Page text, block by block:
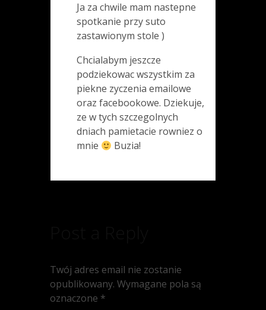
Ja za chwile mam nastepne
spotkanie przy suto
zastawionym stole )
Chcialabym jeszcze
podziekowac wszystkim za
piekne zyczenia emailowe
oraz facebookowe. Dziekuje,
ze w tych szczegolnych
dniach pamietacie rowniez o
mnie
Buzia!
Twój adres email nie zostanie
opublikowany. Wymagane pola są
oznaczone *